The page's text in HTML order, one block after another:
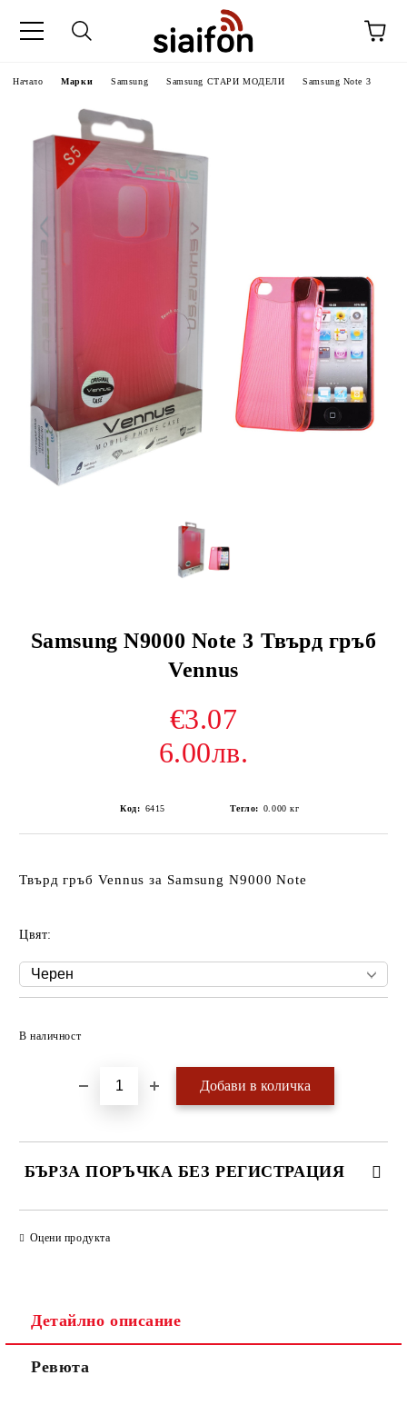
Начало Марки Samsung Samsung СТАРИ МОДЕЛИ Samsung Note 3
Samsung N9000 Note 3 Твърд гръб
Vennus
€3.07
6.00лв.
Код: 6415 Тегло: 0.000 кг
Твърд гръб Vennus за Samsung N9000 Note
Цвят:
В наличност
БЪРЗА ПОРЪЧКА БЕЗ РЕГИСТРАЦИЯ
Оцени продукта
Детайлно описание
Ревюта